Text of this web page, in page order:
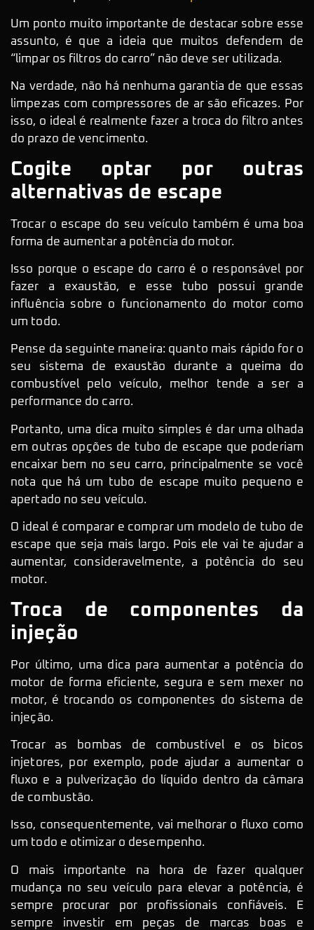
Um ponto muito importante de destacar sobre esse
assunto, é que a ideia que muitos defendem de
“limpar os filtros do carro” não deve ser utilizada.
Na verdade, não há nenhuma garantia de que essas
limpezas com compressores de ar são eficazes. Por
isso, o ideal é realmente fazer a troca do filtro antes
do prazo de vencimento.
Cogite optar por outras
alternativas de escape
Trocar o escape do seu veículo também é uma boa
forma de aumentar a potência do motor.
Isso porque o escape do carro é o responsável por
fazer a exaustão, e esse tubo possui grande
influência sobre o funcionamento do motor como
um todo.
Pense da seguinte maneira: quanto mais rápido for o
seu sistema de exaustão durante a queima do
combustível pelo veículo, melhor tende a ser a
performance do carro.
Portanto, uma dica muito simples é dar uma olhada
em outras opções de tubo de escape que poderiam
encaixar bem no seu carro, principalmente se você
nota que há um tubo de escape muito pequeno e
apertado no seu veículo.
O ideal é comparar e comprar um modelo de tubo de
escape que seja mais largo. Pois ele vai te ajudar a
aumentar, consideravelmente, a potência do seu
motor.
Troca de componentes da
injeção
Por último, uma dica para aumentar a potência do
motor de forma eficiente, segura e sem mexer no
motor, é trocando os componentes do sistema de
injeção.
Trocar as bombas de combustível e os bicos
injetores, por exemplo, pode ajudar a aumentar o
fluxo e a pulverização do líquido dentro da câmara
de combustão.
Isso, consequentemente, vai melhorar o fluxo como
um todo e otimizar o desempenho.
O mais importante na hora de fazer qualquer
mudança no seu veículo para elevar a potência, é
sempre procurar por profissionais confiáveis. E
sempre investir em peças de marcas boas e